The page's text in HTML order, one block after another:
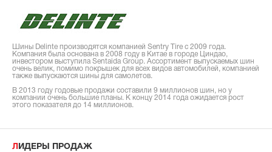
Шины Delinte производятся компанией Sentry Tire с 2009 года.
Компания была основана в 2008 году в Китае в городе Циндао,
инвестором выступила Sentaida Group. Ассортимент выпускаемых шин
очень велик, помимо покрышек для всех видов автомобилей, компанией
также выпускаются шины для самолетов.
В 2013 году годовые продажи составили 9 миллионов шин, но у
компании очень большие планы. К концу 2014 года ожидается рост
этого показателя до 14 миллионов.
ЛИДЕРЫ ПРОДАЖ